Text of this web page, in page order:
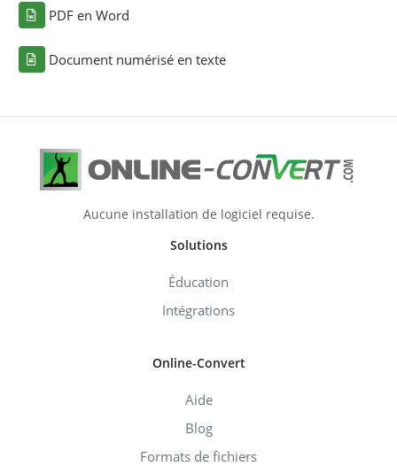
PDF en Word
Document numérisé en texte
Aucune installation de logiciel requise.
Solutions
Éducation
Intégrations
Online-Convert
Aide
Blog
Formats de fichiers